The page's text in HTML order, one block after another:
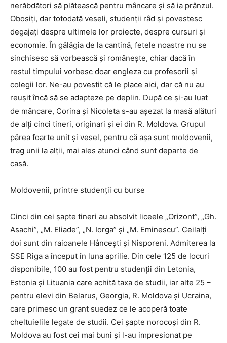
nerăbdători să plătească pentru mâncare și să ia prânzul.
Obosiți, dar totodată veseli, studenții râd și povestesc
degajați despre ultimele lor proiecte, despre cursuri și
economie. În gălăgia de la cantină, fetele noastre nu se
sinchisesc să vorbească și românește, chiar dacă în
restul timpului vorbesc doar engleza cu profesorii și
colegii lor. Ne-au povestit că le place aici, dar că nu au
reușit încă să se adapteze pe deplin. După ce și-au luat
de mâncare, Corina și Nicoleta s-au așezat la masă alături
de alți cinci tineri, originari și ei din R. Moldova. Grupul
părea foarte unit și vesel, pentru că așa sunt moldovenii,
trag unii la alții, mai ales atunci când sunt departe de
casă.
Moldovenii, printre studenții cu burse
Cinci din cei șapte tineri au absolvit liceele „Orizont”, „Gh.
Asachi”, „M. Eliade”, „N. Iorga” și „M. Eminescu”. Ceilalți
doi sunt din raioanele Hâncești și Nisporeni. Admiterea la
SSE Riga a început în luna aprilie. Din cele 125 de locuri
disponibile, 100 au fost pentru studenții din Letonia,
Estonia și Lituania care achită taxa de studii, iar alte 25 –
pentru elevi din Belarus, Georgia, R. Moldova și Ucraina,
care primesc un grant suedez ce le acoperă toate
cheltuielile legate de studii. Cei șapte norocoși din R.
Moldova au fost cei mai buni și l-au impresionat pe